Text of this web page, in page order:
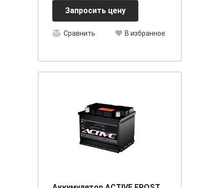
Запросить цену
Сравнить В избранное